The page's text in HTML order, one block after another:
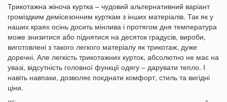
Трикотажна жіноча куртка – чудовий альтернативний варіант
громіздким демісезонним курткам з інших матеріалів. Так як у
наших краях осінь досить мінлива і протягом дня температура
може знизитися або піднятися на десяток градусів, вироби,
виготовлені з такого легкого матеріалу як трикотаж, дуже
доречні. Але легкість трикотажних курток, абсолютно не має на
увазі, відсутність головної функції одягу – дарувати тепло. І
навіть навпаки, дозволяє поєднати комфорт, стиль та вигідні
ціни.